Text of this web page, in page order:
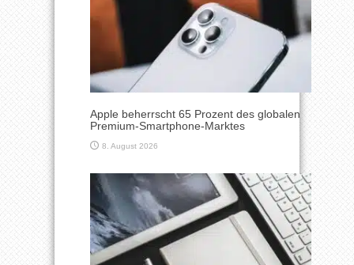
Apple beherrscht 65 Prozent des globalen
Premium-Smartphone-Marktes
8. August 2026